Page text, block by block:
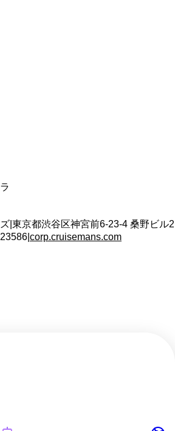
東京都渋谷区神宮前6-23-4 桑野ビル2
corp.cruisemans.com